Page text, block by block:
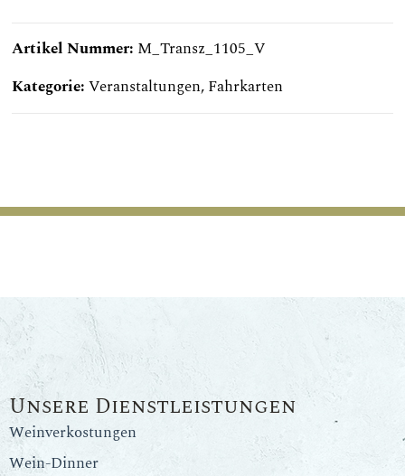
Artikel Nummer: M_Transz_1105_V
Kategorie:Veranstaltungen,Fahrkarten
Unsere Dienstleistungen
Weinverkostungen
Wein-Dinner